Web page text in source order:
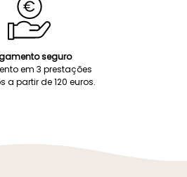
seguro
em 3 prestações
a partir de 120 euros.